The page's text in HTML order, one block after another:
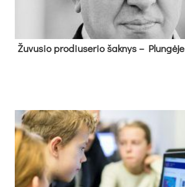
Žu­vu­sio pro­diu­se­rio šak­nys – Plun­gė­je